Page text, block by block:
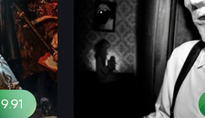
9.91